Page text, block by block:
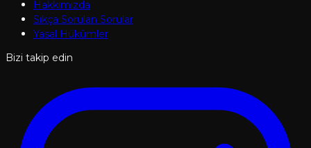
Hakkımızda
Sıkça Sorulan Sorular
Yasal Hükümler
Bizi takip edin